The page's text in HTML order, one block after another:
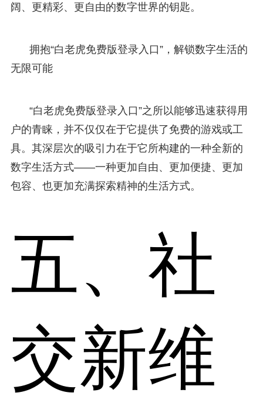
阔、更精彩、更自由的数字世界的钥匙。
拥抱“白老虎免费版登录入口”，解锁数字生活的
无限可能
“白老虎免费版登录入口”之所以能够迅速获得用
户的青睐，并不仅仅在于它提供了免费的游戏或工
具。其深层次的吸引力在于它所构建的一种全新的
数字生活方式——一种更加自由、更加便捷、更加
包容、也更加充满探索精神的生活方式。
五、社
交新维